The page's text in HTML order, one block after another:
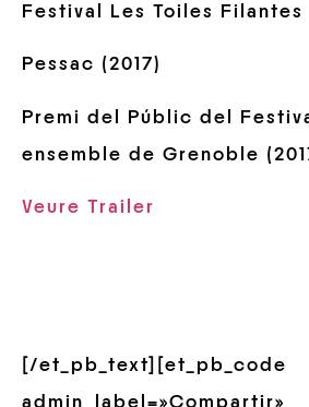
Festival Les Toiles Filantes
Pessac (2017)
Premi del Públic del
ensemble de Grenoble
Veure Trailer
[/et_pb_text][et_pb_code
admin_label=»Compartir»